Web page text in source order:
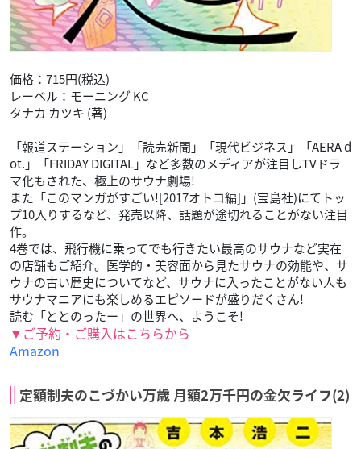
価格：715円(税込)
レーベル：モーニング KC
タナカ カツキ (著)
「報道ステーション」「読売新聞」「現代ビジネス」「AERA d
ot.」「FRIDAY DIGITAL」など多数のメディアが注目しTVドラ
マ化もされた、極上のサウナ劇場!
また「このマンガがすごい![2017オトコ編]」(宝島社)にてトッ
プ10入りするなど、発売以降、話題が途切れることがない注目
作。
4巻では、飛行機に乗ってでも行きたい最高のサウナなど実在
の店舗もご紹介。医学的・美容面から見たサウナの効能や、サ
ウナの古い歴史についてなど、サウナに入ったことがない人も
サウナマニアにも楽しめるエピソードが盛りだくさん!
読む「ととのったー」の世界へ、ようこそ!
▼ご予約・ご購入はこちらから
Amazon
定額制夫のこづかい万歳 月額2万千円の金欠ライフ(2)